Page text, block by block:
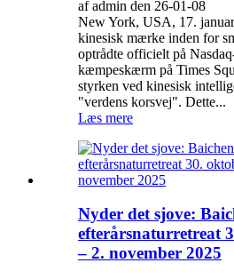
af admin den 26-01-08
New York, USA, 17.
kinesisk mærke inden for
optrådte officielt på
kæmpeskærm på Times
styrken ved kinesisk
"verdens korsvej". Dette...
Læs mere
Nyder det sjove:
efterårsnaturretreat
– 2. november 2025